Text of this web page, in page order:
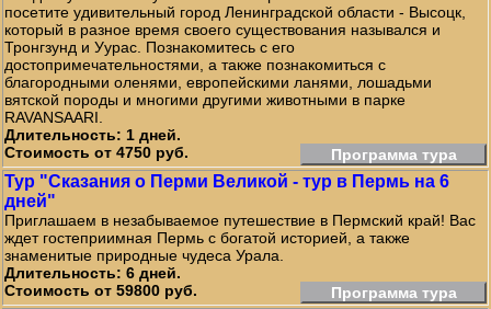
посетите удивительный город Ленинградской области - Высоцк,
который в разное время своего существования назывался и
Тронгзунд и Уурас. Познакомитесь с его
достопримечательностями, а также познакомиться с
благородными оленями, европейскими ланями, лошадьми
вятской породы и многими другими животными в парке
RAVANSAARI.
Длительность: 1 дней.
Стоимость от 4750 руб.
Программа тура
Тур "Сказания о Перми Великой - тур в Пермь на 6
дней"
Приглашаем в незабываемое путешествие в Пермский край! Вас
ждет гостеприимная Пермь с богатой историей, а также
знаменитые природные чудеса Урала.
Длительность: 6 дней.
Стоимость от 59800 руб.
Программа тура